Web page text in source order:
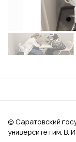
© Саратовский
университет им. В.